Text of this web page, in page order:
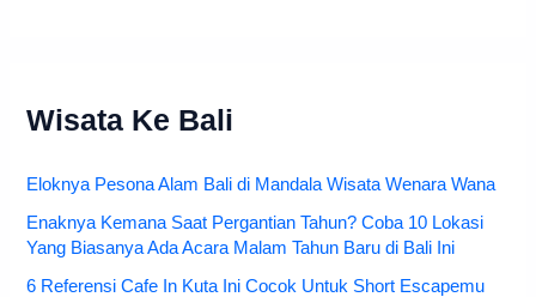
Wisata Ke Bali
Eloknya Pesona Alam Bali di Mandala Wisata Wenara Wana
Enaknya Kemana Saat Pergantian Tahun? Coba 10 Lokasi
Yang Biasanya Ada Acara Malam Tahun Baru di Bali Ini
6 Referensi Cafe In Kuta Ini Cocok Untuk Short Escapemu